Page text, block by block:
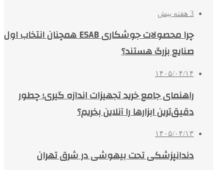
3 هفته پیش
چرا محصولات جوشکاری ESAB همچنان انتخاب اول
صنایع بزرگ هستند؟
۱۴۰۵/۰۴/۱۴
راهنمای جامع خرید تجهیزات اندازه گیری؛ چطور
دقیق‌ترین ابزارها را آنلاین بخریم؟
۱۴۰۵/۰۴/۱۳
دندانپزشکی تحت بیهوشی در شرق تهران